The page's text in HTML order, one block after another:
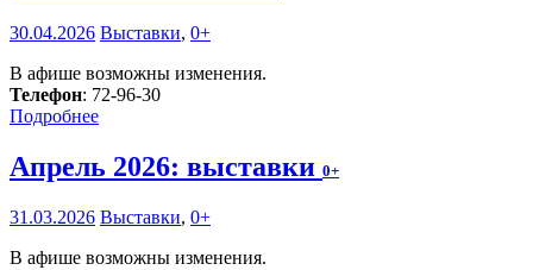
30.04.2026 Выставки, 0+
В афише возможны изменения.
Телефон: 72-96-30
Подробнее
Апрель 2026: выставки 0+
31.03.2026 Выставки, 0+
В афише возможны изменения.